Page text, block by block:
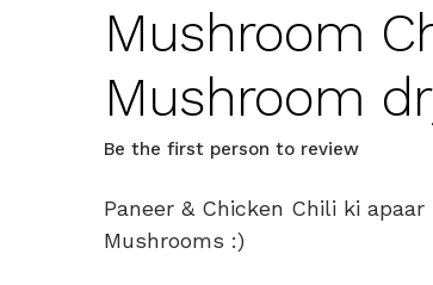
Mushroom
Mushroom
Be the first person to review
Paneer & Chicken Chili ki
Mushrooms :)